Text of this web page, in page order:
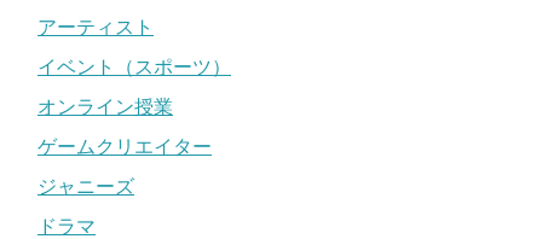
アーティスト
イベント（スポーツ）
オンライン授業
ゲームクリエイター
ジャニーズ
ドラマ